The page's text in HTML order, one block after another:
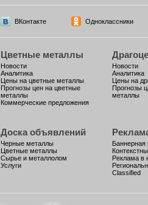
ВКонтакте Одноклассники
Цветные металлы
Новости
Аналитика
Цены на цветные металлы
Прогнозы цен на цветные
металлы
Коммерческие предложения
Новости
Аналитика
Цены на
Прогнозы
металлы
Доска объявлений
Черные металлы
Цветные металлы
Сырье и металлолом
Услуги
Баннерная
Реклама в
Classified